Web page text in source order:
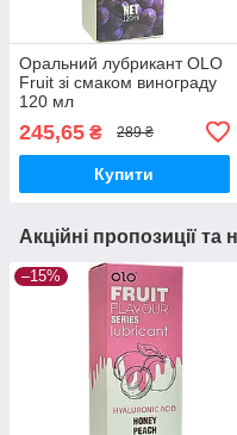
Оральний лубрикант OLO
Fruit зі смаком винограду
120 мл
245,65 ₴ 289 ₴
Купити
Акційні пропозиції та
–15%